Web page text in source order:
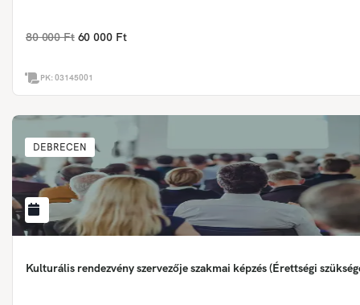
80 000 Ft 60 000 Ft
PK:03145001
DEBRECEN
Kulturális rendezvény szervezője szakmai képzés (Érettségi